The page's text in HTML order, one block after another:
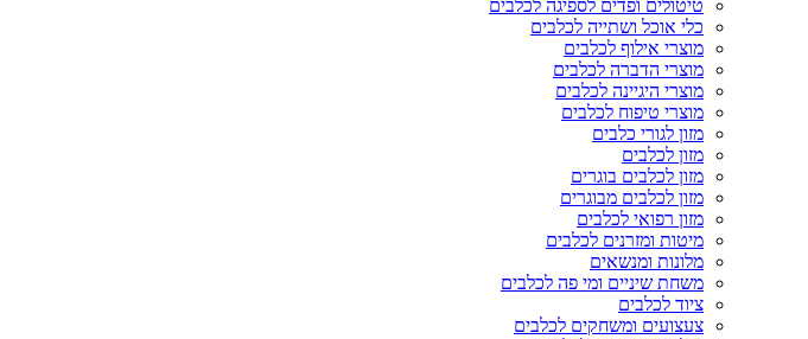
טיטולים ופדים לספיגה לכלבים
כלי אוכל ושתייה לכלבים
מוצרי אילוף לכלבים
מוצרי הדברה לכלבים
מוצרי היגיינה לכלבים
מוצרי טיפוח לכלבים
מזון לגורי כלבים
מזון לכלבים
מזון לכלבים בוגרים
מזון לכלבים מבוגרים
מזון רפואי לכלבים
מיטות ומזרנים לכלבים
מלונות ומנשאים
משחת שיניים ומי פה לכלבים
ציוד לכלבים
צעצועים ומשחקים לכלבים